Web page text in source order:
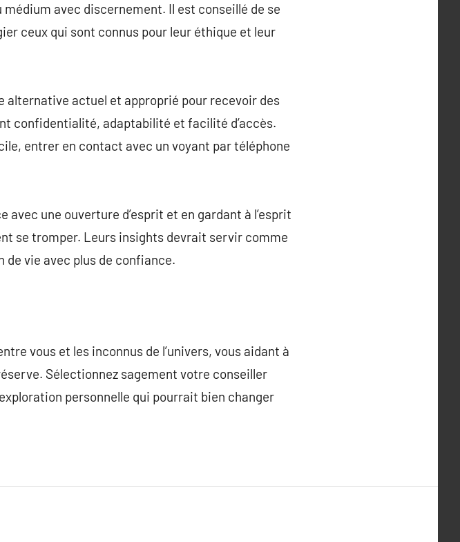
avec discernement. Il est conseillé de se
ceux qui sont connus pour leur éthique et leur
alternative actuel et approprié pour recevoir des
confidentialité, adaptabilité et facilité d’accès.
entrer en contact avec un voyant par téléphone
une ouverture d’esprit et en gardant à l’esprit
se tromper. Leurs insights devrait servir comme
vie avec plus de confiance.
vous et les inconnus de l’univers, vous aidant à
Sélectionnez sagement votre conseiller
personnelle qui pourrait bien changer